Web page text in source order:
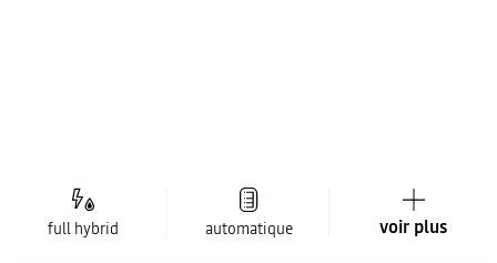
full hybrid automatique voir plus